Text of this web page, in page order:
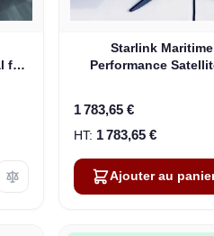
for
Starlink
Performance
1 783,65 €
1 783,65 €
Ajouter au